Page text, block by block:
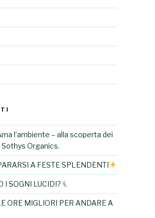
l’ambiente – alla scoperta dei
Organics.
A FESTE SPLENDENTI
I SOGNI LUCIDI?
ORE MIGLIORI PER ANDARE A